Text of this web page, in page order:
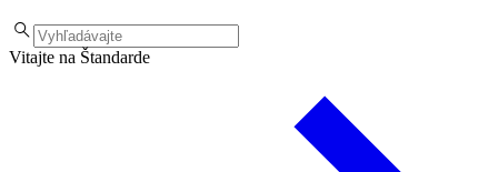
Vitajte na Štandarde